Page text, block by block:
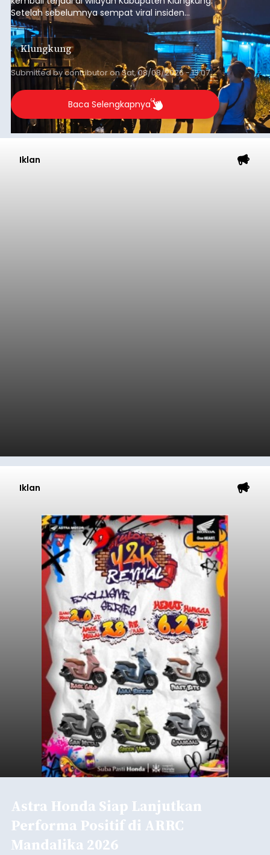
Setelah sebelumnya sempat viral insiden
keributan di barat Pasar Galiran, peristiwa serupa
kini menimpa seorang pemuda asal Kabupaten
Sumba Barat Daya (SBD), Nusa Tenggara Timur
(NTT).
Klungkung
Submitted bycontributoronSat, 08/08/2026 - 13:07
Baca Selengkapnya
Iklan
Iklan
Astra Honda Siap Lanjutkan
Performa Positif di ARRC
Mandalika 2026